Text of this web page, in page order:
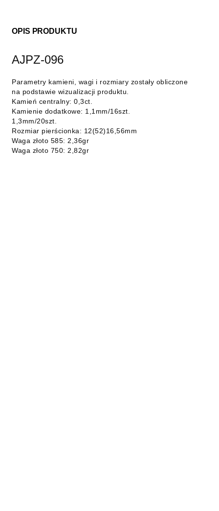
OPIS PRODUKTU
AJPZ-096
Parametry kamieni, wagi i rozmiary zostały obliczone
na podstawie wizualizacji produktu.
Kamień centralny: 0,3ct.
Kamienie dodatkowe: 1,1mm/16szt.
1,3mm/20szt.
Rozmiar pierścionka: 12(52)16,56mm
Waga złoto 585: 2,36gr
Waga złoto 750: 2,82gr